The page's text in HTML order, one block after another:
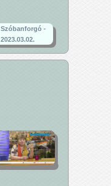
Szóbanforgó -
2023.03.02.